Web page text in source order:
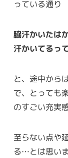
っている通り
脇汗かいたは
汗かいてるっ
と、途中から
で、とっても
のすごい充実
至らない点や
る…とは思い